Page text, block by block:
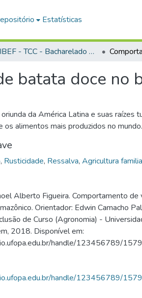
Estatísticas
IBEF - TCC - Bacharelado em Agronomia
batata doce no
da América Latina e suas raízes
alimentos mais produzidos no
, Rusticidade, Ressalva, Agricultura
Alberto Figueira. Comportamento
Orientador: Edwin Camacho
de Curso (Agronomia) -
2018. Disponível em:
handle/123456789/1579
handle/123456789/1579